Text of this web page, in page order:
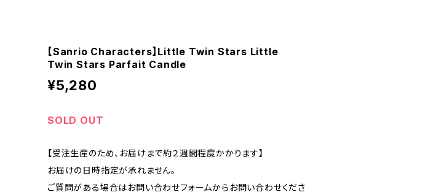
【Sanrio Characters】Little Twin Stars Little
Twin Stars Parfait Candle
¥5,280
SOLD OUT
【受注生産のため、お届けまで約２週間程度かかります】
お届けの日時指定が承れません。
ご質問がある場合はお問い合わせフォームからお問い合わせくださ